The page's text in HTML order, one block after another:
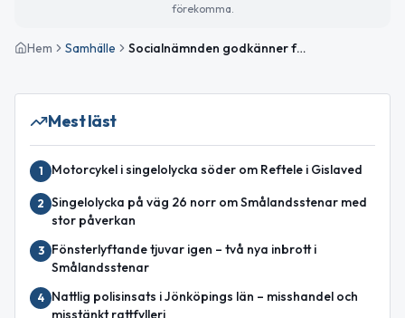
förekomma.
Hem Samhälle Socialnämnden godkänner första internkontrolluppföljningen 2026
Mest läst
1 Motorcykel i singelolycka söder om Reftele i Gislaved
2 Singelolycka på väg 26 norr om Smålandsstenar med
stor påverkan
3
Fönsterlyftande tjuvar igen – två nya inbrott i
Smålandsstenar
4
Nattlig polisinsats i Jönköpings län – misshandel och
misstänkt rattfylleri